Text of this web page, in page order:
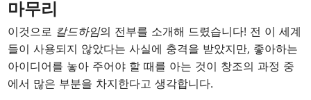
마무리
이것으로 칼드하임의 전부를 소개해 드렸습니다! 전 이 세계
들이 사용되지 않았다는 사실에 충격을 받았지만, 좋아하는
아이디어를 놓아 주어야 할 때를 아는 것이 창조의 과정 중
에서 많은 부분을 차지한다고 생각합니다.